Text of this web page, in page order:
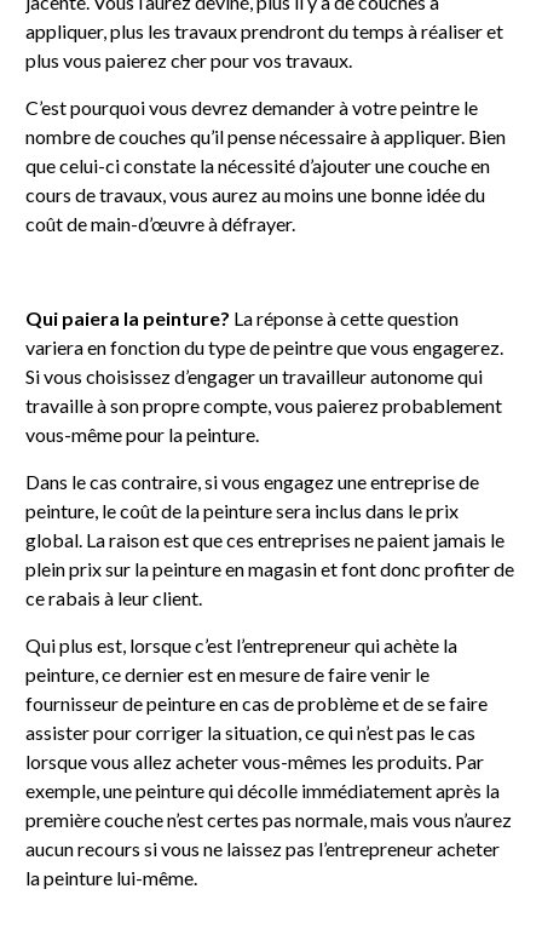
appliquer, plus les travaux prendront du temps à réaliser et
plus vous paierez cher pour vos travaux.
C’est pourquoi vous devrez demander à votre peintre le
nombre de couches qu’il pense nécessaire à appliquer. Bien
que celui-ci constate la nécessité d’ajouter une couche en
cours de travaux, vous aurez au moins une bonne idée du
coût de main-d’œuvre à défrayer.
Qui paiera la peinture? La réponse à cette question
variera en fonction du type de peintre que vous engagerez.
Si vous choisissez d’engager un travailleur autonome qui
travaille à son propre compte, vous paierez probablement
vous-même pour la peinture.
Dans le cas contraire, si vous engagez une entreprise de
peinture, le coût de la peinture sera inclus dans le prix
global. La raison est que ces entreprises ne paient jamais le
plein prix sur la peinture en magasin et font donc profiter de
ce rabais à leur client.
Qui plus est, lorsque c’est l’entrepreneur qui achète la
peinture, ce dernier est en mesure de faire venir le
fournisseur de peinture en cas de problème et de se faire
assister pour corriger la situation, ce qui n’est pas le cas
lorsque vous allez acheter vous-mêmes les produits. Par
exemple, une peinture qui décolle immédiatement après la
première couche n’est certes pas normale, mais vous n’aurez
aucun recours si vous ne laissez pas l’entrepreneur acheter
la peinture lui-même.